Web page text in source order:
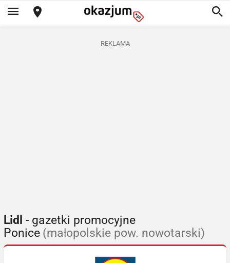
REKLAMA
Lidl - gazetki promocyjne
Ponice (małopolskie pow. nowotarski)